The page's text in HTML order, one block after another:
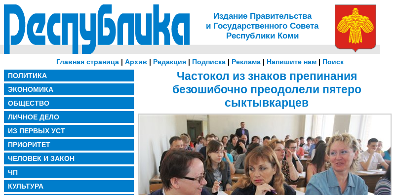
Издание Правительства
и Государственного Совета
Республики Коми
Главная страница| Архив | Редакция| Подписка| Реклама| Напишите нам| Поиск
ПОЛИТИКА
ЭКОНОМИКА
ОБЩЕСТВО
ЛИЧНОЕ ДЕЛО
ИЗ ПЕРВЫХ УСТ
ПРИОРИТЕТ
ЧЕЛОВЕК И ЗАКОН
ЧП
КУЛЬТУРА
Частокол из знаков препинания
безошибочно преодолели пятеро
сыктывкарцев